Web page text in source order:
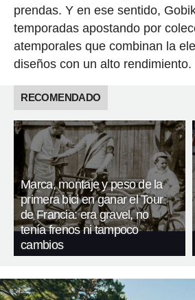
prendas. Y en ese sentido,
temporadas apostando por
atemporales que combinan la
diseños con un alto rendimiento.
RECOMENDADO
Marca, montaje y peso de la
primera bici en ganar el Tour
de Francia: era gravel, no
tenía frenos ni tampoco
cambios